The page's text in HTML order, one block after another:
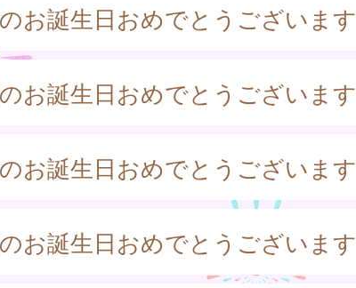
お誕生日おめでとうございます
お誕生日おめでとうございます
お誕生日おめでとうございます
お誕生日おめでとうございます